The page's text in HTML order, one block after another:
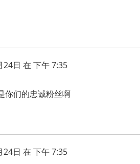
24日 在 下午 7:35
你们的忠诚粉丝啊
24日 在 下午 7:35